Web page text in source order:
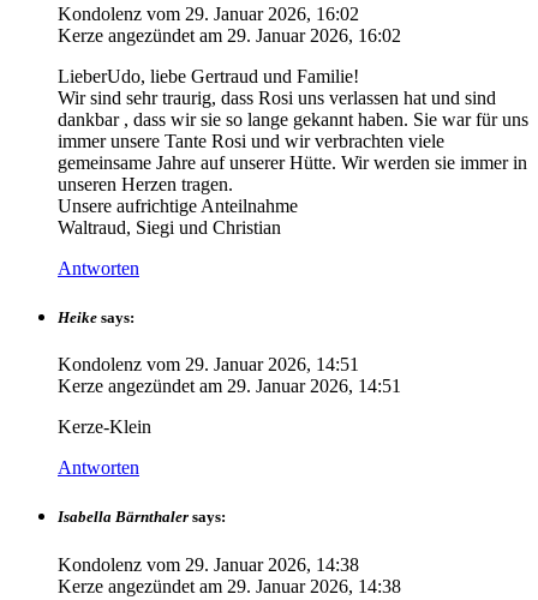
Kondolenz vom 29. Januar 2026, 16:02
Kerze angezündet am 29. Januar 2026, 16:02
LieberUdo, liebe Gertraud und Familie!
Wir sind sehr traurig, dass Rosi uns verlassen hat und sind
dankbar , dass wir sie so lange gekannt haben. Sie war für uns
immer unsere Tante Rosi und wir verbrachten viele
gemeinsame Jahre auf unserer Hütte. Wir werden sie immer in
unseren Herzen tragen.
Unsere aufrichtige Anteilnahme
Waltraud, Siegi und Christian
Antworten
Heike says:
Kondolenz vom 29. Januar 2026, 14:51
Kerze angezündet am 29. Januar 2026, 14:51
Kerze-Klein
Antworten
Isabella Bärnthaler says:
Kondolenz vom 29. Januar 2026, 14:38
Kerze angezündet am 29. Januar 2026, 14:38